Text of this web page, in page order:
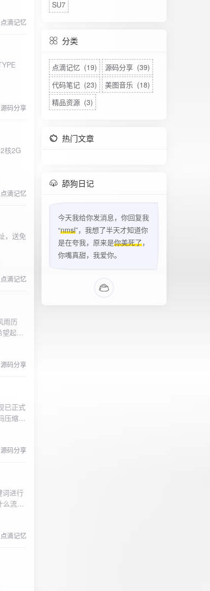
点滴记忆
源码分享
核2G
点滴记忆
，送免
点滴记忆
雨历
望起到
们的社
源码分享
已正式
压缩包
源码分享
词进行
么流量
点滴记忆
SU7
分类
点滴记忆 (19)
源码分享 (39)
代码笔记 (23)
美图音乐 (18)
精品资源 (3)
热门文章
舔狗日记
今天我给你发消息，你回复我
“nmsl”，我想了半天才知道你
是在夸我，原来是你美死了，
你嘴真甜，我爱你。